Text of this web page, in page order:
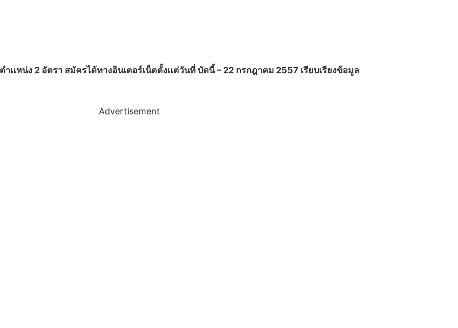
แหน่ง 2 อัตรา สมัครได้ทางอินเตอร์เน็ตตั้งแต่วันที่ บัดนี้ – 22 กรกฎาคม 2557 เรียบเรียงข้อมูล
Advertisement